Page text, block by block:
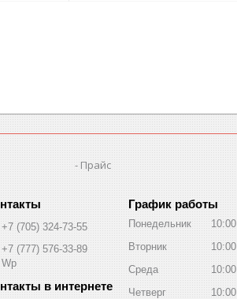
Прайс
+7 (705) 324-73-55
+7 (777) 576-33-89
Wp
График работы
Понедельник 10:00
Вторник
10:00
Среда
10:00
Четверг
10:00